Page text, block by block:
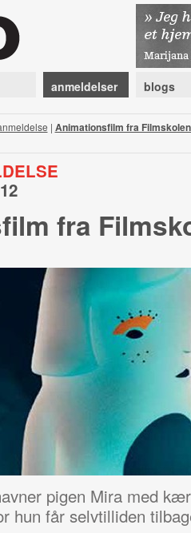
anmeldelser blogs
| Animationsfilm fra
fra
pigen Mira med
hun får selvtilliden